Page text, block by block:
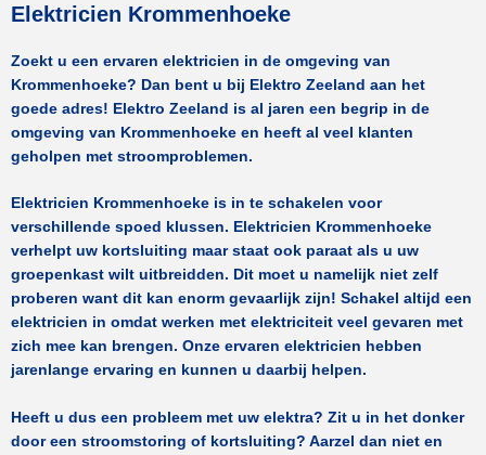
Elektricien Krommenhoeke
Zoekt u een ervaren elektricien in de omgeving van
Krommenhoeke? Dan bent u bij Elektro Zeeland aan het
goede adres! Elektro Zeeland is al jaren een begrip in de
omgeving van Krommenhoeke en heeft al veel klanten
geholpen met stroomproblemen.
Elektricien Krommenhoeke is in te schakelen voor
verschillende spoed klussen. Elektricien Krommenhoeke
verhelpt uw kortsluiting maar staat ook paraat als u uw
groepenkast wilt uitbreidden. Dit moet u namelijk niet zelf
proberen want dit kan enorm gevaarlijk zijn! Schakel altijd een
elektricien in omdat werken met elektriciteit veel gevaren met
zich mee kan brengen. Onze ervaren elektricien hebben
jarenlange ervaring en kunnen u daarbij helpen.
Heeft u dus een probleem met uw elektra? Zit u in het donker
door een stroomstoring of kortsluiting? Aarzel dan niet en